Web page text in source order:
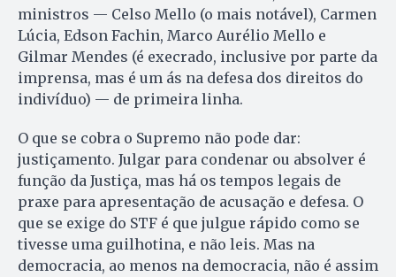
ministros — Celso Mello (o mais notável), Carmen
Lúcia, Edson Fachin, Marco Aurélio Mello e
Gilmar Mendes (é execrado, inclusive por parte da
imprensa, mas é um ás na defesa dos direitos do
indivíduo) — de primeira linha.
O que se cobra o Supremo não pode dar:
justiçamento. Julgar para condenar ou absolver é
função da Justiça, mas há os tempos legais de
praxe para apresentação de acusação e defesa. O
que se exige do STF é que julgue rápido como se
tivesse uma guilhotina, e não leis. Mas na
democracia, ao menos na democracia, não é assim